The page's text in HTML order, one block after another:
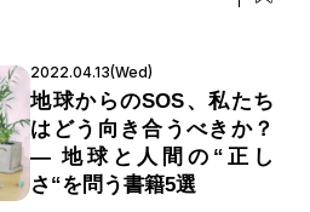
2022.04.13(Wed)
地球からのSOS、私たち
はどう向き合うべきか？
― 地球と人間の“正し
さ“を問う書籍5選